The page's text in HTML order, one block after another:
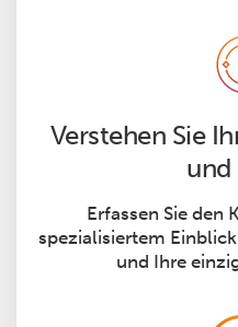
Verstehen Sie
und
Erfassen Sie
spezialisiertem
und Ihre